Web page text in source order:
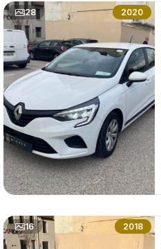
28 2020
16 2018